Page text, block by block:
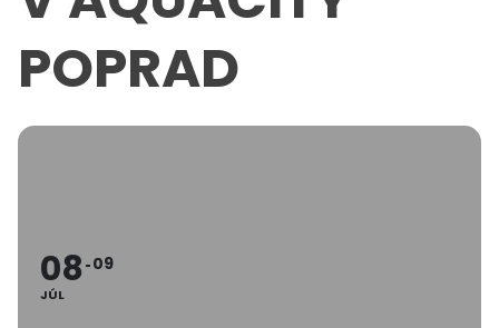
POPRAD
08
JÚL
09